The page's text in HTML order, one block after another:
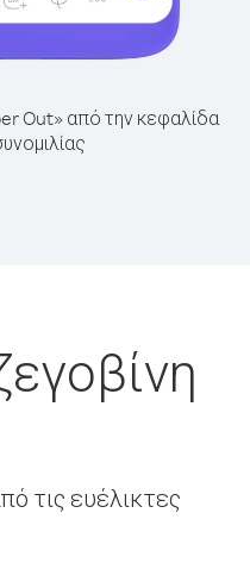
Out» από την κεφαλίδα
τις ευέλικτες